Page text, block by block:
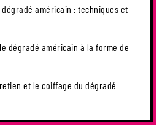
américain : techniques et
dégradé américain à la forme de
et le coiffage du dégradé